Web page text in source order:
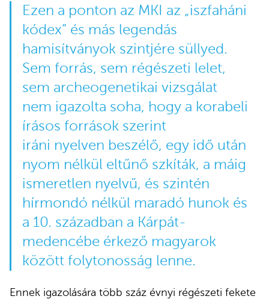
Ezen a ponton az MKI az „iszfaháni
kódex” és más legendás
hamisítványok szintjére süllyed.
Sem forrás, sem régészeti lelet,
sem archeogenetikai vizsgálat
nem igazolta soha, hogy a korabeli
írásos források szerint
iráni nyelven beszélő, egy idő után
nyom nélkül eltűnő szkíták, a máig
ismeretlen nyelvű, és szintén
hírmondó nélkül maradó hunok és
a 10. században a Kárpát-
medencébe érkező magyarok
között folytonosság lenne.
Ennek igazolására több száz évnyi régészeti fekete